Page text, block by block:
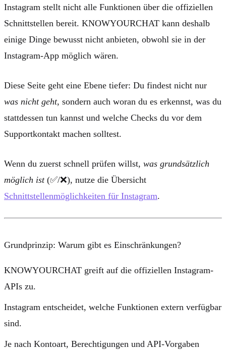
Instagram stellt nicht alle Funktionen über die offiziellen
Schnittstellen bereit. KNOWYOURCHAT kann deshalb
einige Dinge bewusst nicht anbieten, obwohl sie in der
Instagram-App möglich wären.
Diese Seite geht eine Ebene tiefer: Du findest nicht nur
was nicht geht, sondern auch woran du es erkennst, was du
stattdessen tun kannst und welche Checks du vor dem
Supportkontakt machen solltest.
Wenn du zuerst schnell prüfen willst, was grundsätzlich
möglich ist(✅/❌), nutze die Übersicht
Schnittstellenmöglichkeiten für Instagram.
Grundprinzip: Warum gibt es Einschränkungen?
KNOWYOURCHAT greift auf die offiziellen Instagram-
APIs zu.
Instagram entscheidet, welche Funktionen extern verfügbar
sind.
Je nach Kontoart, Berechtigungen und API-Vorgaben